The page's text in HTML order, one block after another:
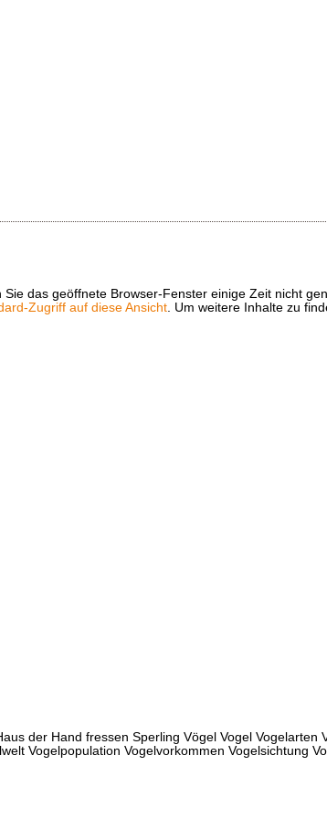
das geöffnete Browser-Fenster einige Zeit nicht
Zugriff auf diese Ansicht. Um weitere Inhalte zu
der Hand fressen Sperling Vögel Vogel Vogelarten
Vogelpopulation Vogelvorkommen Vogelsichtung